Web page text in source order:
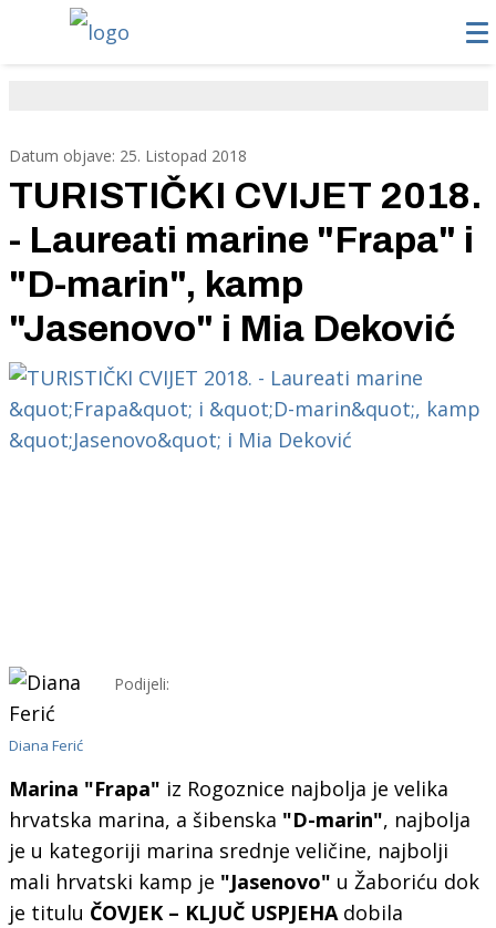
Datum objave: 25. Listopad 2018
TURISTIČKI CVIJET 2018.
- Laureati marine "Frapa" i
"D-marin", kamp
"Jasenovo" i Mia Deković
Diana Ferić
Podijeli:
Marina "Frapa" iz Rogoznice najbolja je velika
hrvatska marina, a šibenska "D-marin", najbolja
je u kategoriji marina srednje veličine, najbolji
mali hrvatski kamp je "Jasenovo" u Žaboriću dok
je titulu ČOVJEK – KLJUČ USPJEHAdobila